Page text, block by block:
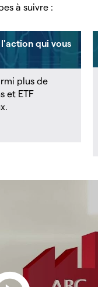
à suivre :
qui vous
plus de
et ETF